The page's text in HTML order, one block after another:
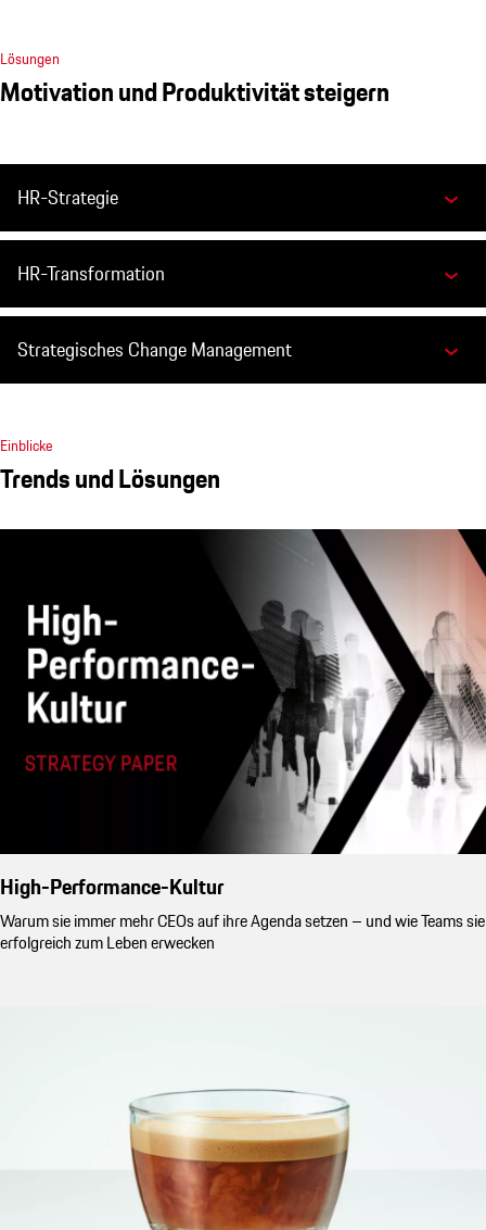
Lösungen
Motivation und Produktivität steigern
HR-Strategie
HR-Transformation
Strategisches Change Management
Einblicke
Trends und Lösungen
High-Performance-Kultur
Warum sie immer mehr CEOs auf ihre Agenda setzen – und wie Teams sie
erfolgreich zum Leben erwecken